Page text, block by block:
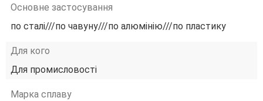
Основне застосування
по сталі///по чавуну///по алюмінію///по пластику
Для кого
Для промисловості
Марка сплаву